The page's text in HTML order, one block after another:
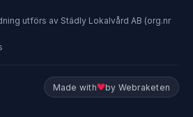
utförs av Städly Lokalvård AB (org.nr
Made with by Webraketen